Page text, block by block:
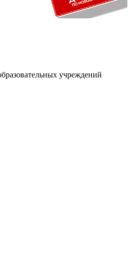
учреждений